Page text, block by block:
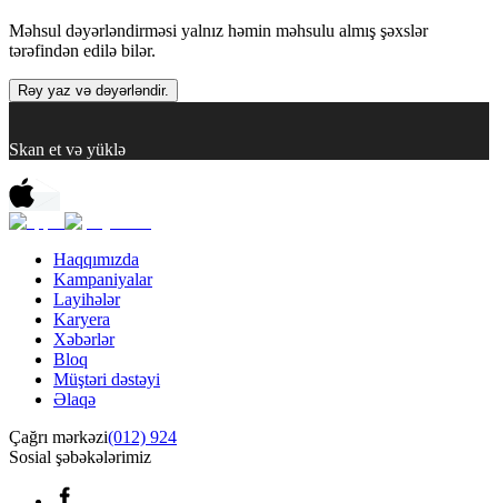
Məhsul dəyərləndirməsi yalnız həmin məhsulu almış şəxslər
tərəfindən edilə bilər.
Rəy yaz və dəyərləndir.
Skan et və yüklə
Haqqımızda
Kampaniyalar
Layihələr
Karyera
Xəbərlər
Bloq
Müştəri dəstəyi
Əlaqə
Çağrı mərkəzi(012) 924
Sosial şəbəkələrimiz